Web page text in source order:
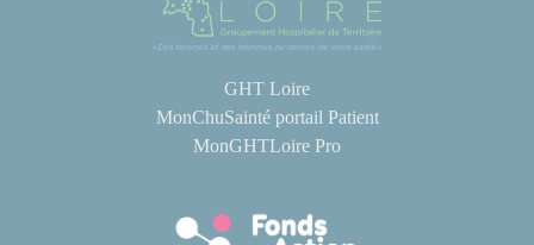
GHT Loire
MonChuSainté portail Patient
MonGHTLoire Pro